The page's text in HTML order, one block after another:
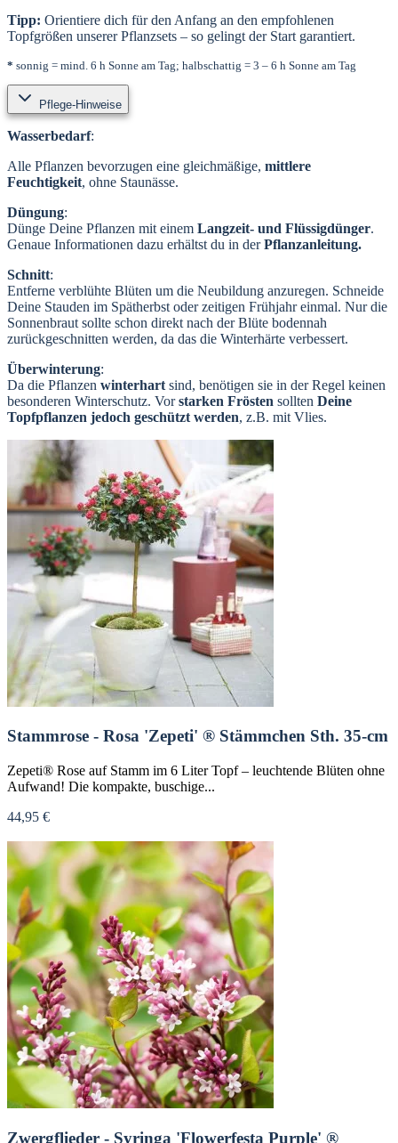
Tipp: Orientiere dich für den Anfang an den empfohlenen
Topfgrößen unserer Pflanzsets – so gelingt der Start garantiert.
* sonnig = mind. 6 h Sonne am Tag; halbschattig = 3 – 6 h Sonne am Tag
Pflege-Hinweise
Wasserbedarf:
Alle Pflanzen bevorzugen eine gleichmäßige, mittlere
Feuchtigkeit, ohne Staunässe.
Düngung:
Dünge Deine Pflanzen mit einem Langzeit- und Flüssigdünger.
Genaue Informationen dazu erhältst du in derPflanzanleitung.
Schnitt:
Entferne verblühte Blüten um die Neubildung anzuregen. Schneide
Deine Stauden im Spätherbst oder zeitigen Frühjahr einmal. Nur die
Sonnenbraut sollte schon direkt nach der Blüte bodennah
zurückgeschnitten werden, da das die Winterhärte verbessert.
Überwinterung:
Da die Pflanzen winterhart sind, benötigen sie in der Regel keinen
besonderen Winterschutz. Vorstarken Frösten sollten Deine
Topfpflanzen jedoch geschützt werden, z.B. mit Vlies.
Stammrose - Rosa 'Zepeti' ® Stämmchen Sth. 35-cm
Zepeti® Rose auf Stamm im 6 Liter Topf – leuchtende Blüten ohne
Aufwand! Die kompakte, buschige...
44,95 €
Zwergflieder - Syringa 'Flowerfesta Purple' ®